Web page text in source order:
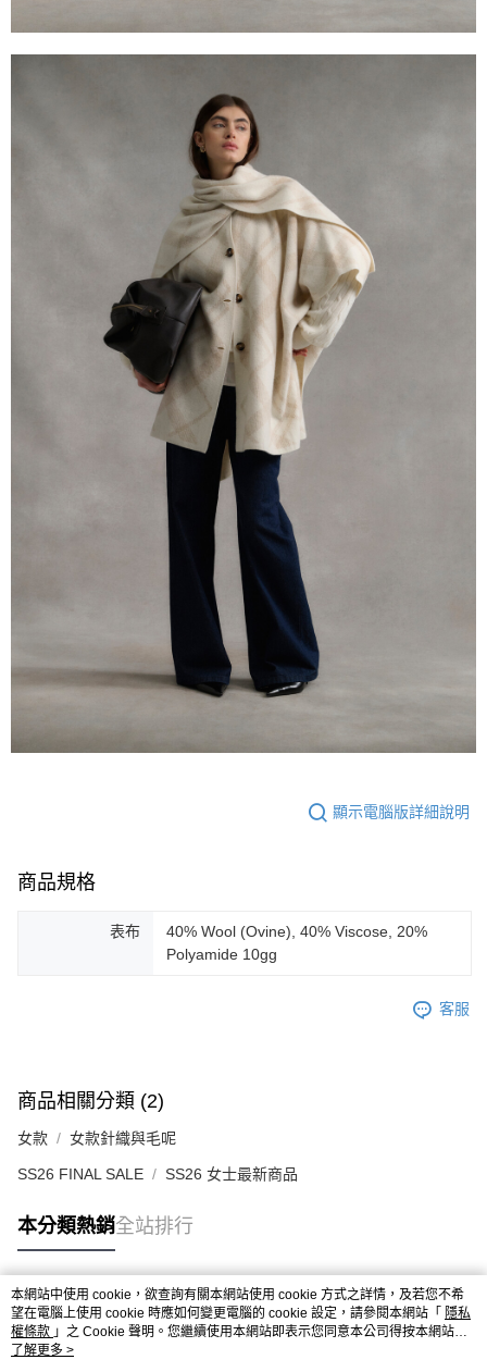
顯示電腦版詳細說明
商品規格
表布
40% Wool (Ovine), 40% Viscose, 20%
Polyamide 10gg
客服
商品相關分類 (2)
女款 女款針織與毛呢
SS26 FINAL SALE SS26 女士最新商品
本分類熱銷全站排行
熱門標籤
本網站中使用 cookie，欲查詢有關本網站使用 cookie 方式之詳情，及若您不希
望在電腦上使用 cookie 時應如何變更電腦的 cookie 設定，請參閱本網站「 隱私
權條款 」之 Cookie 聲明。您繼續使用本網站即表示您同意本公司得按本網站使
用條款之 Cookie 聲明使用 cookie。
了解更多 >